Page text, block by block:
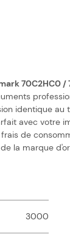
identique
avec
de
la marque
3000